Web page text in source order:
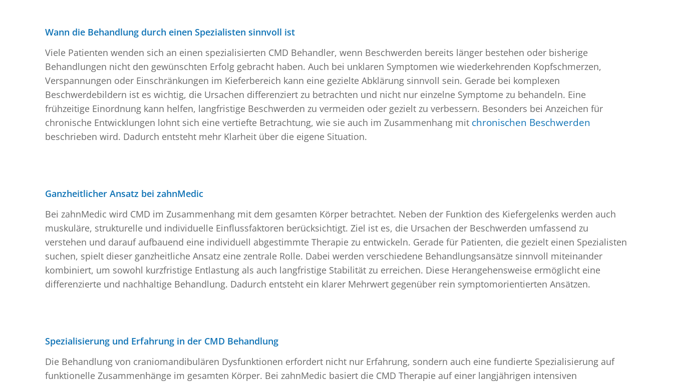
Wann die Behandlung durch einen Spezialisten sinnvoll ist
Viele Patienten wenden sich an einen spezialisierten CMD Behandler, wenn Beschwerden bereits länger bestehen oder bisherige
Behandlungen nicht den gewünschten Erfolg gebracht haben. Auch bei unklaren Symptomen wie wiederkehrenden Kopfschmerzen,
Verspannungen oder Einschränkungen im Kieferbereich kann eine gezielte Abklärung sinnvoll sein. Gerade bei komplexen
Beschwerdebildern ist es wichtig, die Ursachen differenziert zu betrachten und nicht nur einzelne Symptome zu behandeln. Eine
frühzeitige Einordnung kann helfen, langfristige Beschwerden zu vermeiden oder gezielt zu verbessern. Besonders bei Anzeichen für
chronische Entwicklungen lohnt sich eine vertiefte Betrachtung, wie sie auch im Zusammenhang mit chronischen Beschwerden
beschrieben wird. Dadurch entsteht mehr Klarheit über die eigene Situation.
Ganzheitlicher Ansatz bei zahnMedic
Bei zahnMedic wird CMD im Zusammenhang mit dem gesamten Körper betrachtet. Neben der Funktion des Kiefergelenks werden auch
muskuläre, strukturelle und individuelle Einflussfaktoren berücksichtigt. Ziel ist es, die Ursachen der Beschwerden umfassend zu
verstehen und darauf aufbauend eine individuell abgestimmte Therapie zu entwickeln. Gerade für Patienten, die gezielt einen Spezialisten
suchen, spielt dieser ganzheitliche Ansatz eine zentrale Rolle. Dabei werden verschiedene Behandlungsansätze sinnvoll miteinander
kombiniert, um sowohl kurzfristige Entlastung als auch langfristige Stabilität zu erreichen. Diese Herangehensweise ermöglicht eine
differenzierte und nachhaltige Behandlung. Dadurch entsteht ein klarer Mehrwert gegenüber rein symptomorientierten Ansätzen.
Spezialisierung und Erfahrung in der CMD Behandlung
Die Behandlung von craniomandibulären Dysfunktionen erfordert nicht nur Erfahrung, sondern auch eine fundierte Spezialisierung auf
funktionelle Zusammenhänge im gesamten Körper. Bei zahnMedic basiert die CMD Therapie auf einer langjährigen intensiven